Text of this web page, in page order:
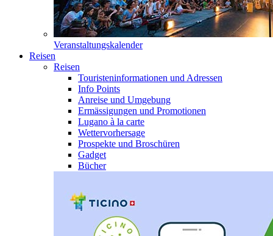
Veranstaltungskalender
Reisen
Reisen
Touristeninformationen und Adressen
Info Points
Anreise und Umgebung
Ermässigungen und Promotionen
Lugano à la carte
Wettervorhersage
Prospekte und Broschüren
Gadget
Bücher